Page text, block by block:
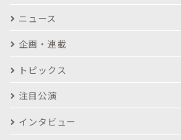
ニュース
企画・連載
トピックス
注目公演
インタビュー